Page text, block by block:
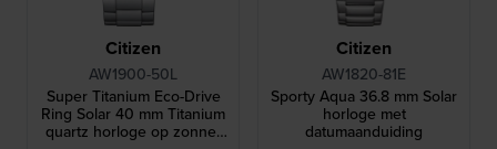
Citizen
AW1900-50L
Super Titanium Eco-Drive
Ring Solar 40 mm Titanium
quartz horloge op zonne-
Citizen
AW1820-81E
Sporty Aqua 36.8 mm Solar
horloge met
datumaanduiding